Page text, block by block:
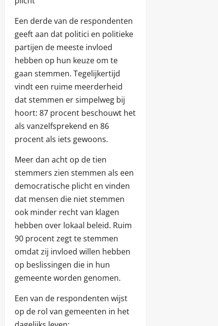
Een derde van de respondenten
geeft aan dat politici en politieke
partijen de meeste invloed
hebben op hun keuze om te
gaan stemmen. Tegelijkertijd
vindt een ruime meerderheid
dat stemmen er simpelweg bij
hoort: 87 procent beschouwt het
als vanzelfsprekend en 86
procent als iets gewoons.
Meer dan acht op de tien
stemmers zien stemmen als een
democratische plicht en vinden
dat mensen die niet stemmen
ook minder recht van klagen
hebben over lokaal beleid. Ruim
90 procent zegt te stemmen
omdat zij invloed willen hebben
op beslissingen die in hun
gemeente worden genomen.
Een van de respondenten wijst
op de rol van gemeenten in het